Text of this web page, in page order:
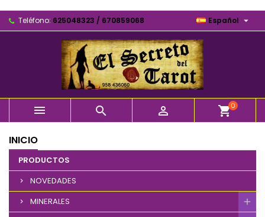
Teléfono: 625048323 / 670859068 Español 
   shopping_cart0
INICIO
PRODUCTOS
NOVEDADES
MINERALES